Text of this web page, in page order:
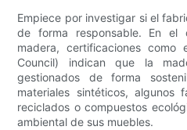
Empiece por investigar si el
de forma responsable. En
madera, certificaciones como
Council) indican que la
gestionados de forma
materiales sintéticos, algunos
reciclados o compuestos
ambiental de sus muebles.